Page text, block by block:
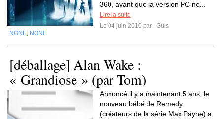
360, avant que la version PC ne...
Lire la suite
Le 04 juin 2010 par
Guls
NONE NONE
[déballage] Alan Wake :
« Grandiose » (par Tom)
Annoncé il y a maintenant 5 ans, le
nouveau bébé de Remedy
(créateurs de la série Max Payne) a